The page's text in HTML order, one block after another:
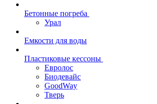
Бетонные погреба
Урал
Емкости для воды
Пластиковые кессоны
Евролос
Биодевайс
GoodWay
Тверь